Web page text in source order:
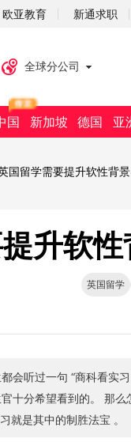
欧亚教育 新通求职
全球分公司
国 新加坡 德国 亚
国留学需要提升软性背
升软
英国留学
会听过一句 “商科看实
十分希望看到的。 那
就是其中的制胜法宝 。